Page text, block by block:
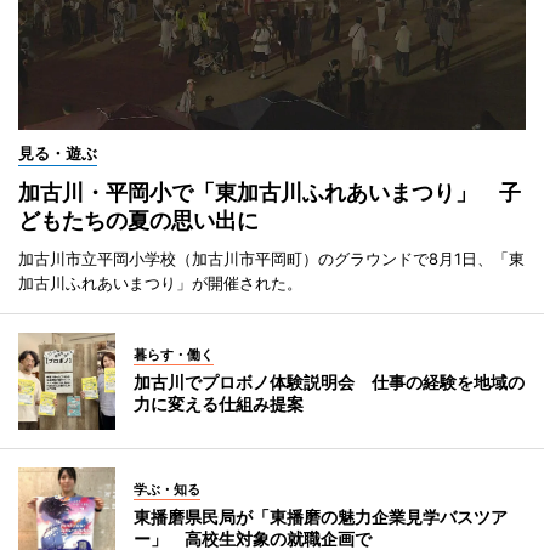
見る・遊ぶ
加古川・平岡小で「東加古川ふれあいまつり」 子
どもたちの夏の思い出に
加古川市立平岡小学校（加古川市平岡町）のグラウンドで8月1日、「東
加古川ふれあいまつり」が開催された。
暮らす・働く
加古川でプロボノ体験説明会 仕事の経験を地域の
力に変える仕組み提案
学ぶ・知る
東播磨県民局が「東播磨の魅力企業見学バスツア
ー」 高校生対象の就職企画で